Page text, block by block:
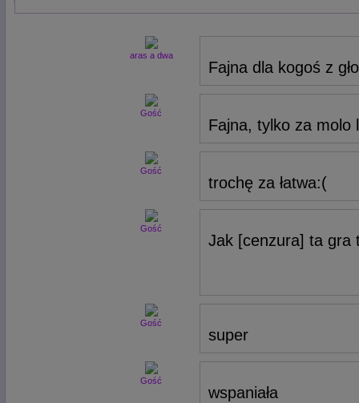
aras a dwa
Fajna dla kogoś z
Gość
Fajna, tylko za molo
Gość
trochę za łatwa:(
Gość
Jak [cenzura] ta gra
Gość
super
Gość
wspaniała